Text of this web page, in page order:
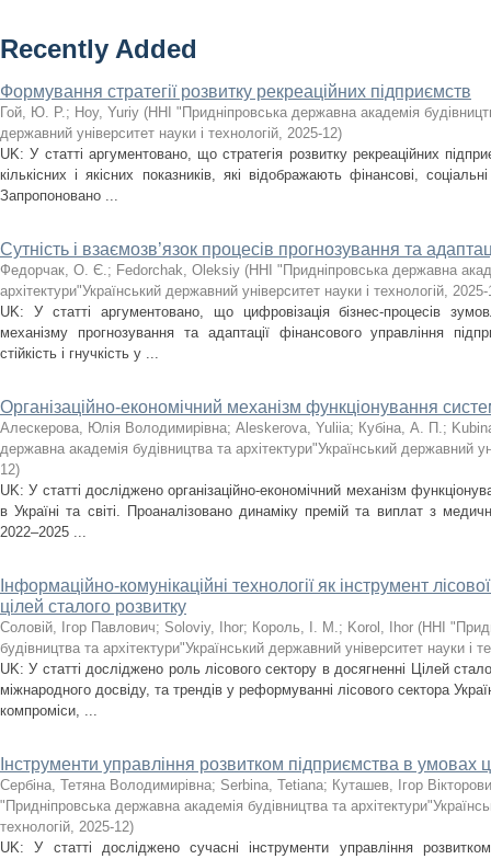
Recently Added
Формування стратегії розвитку рекреаційних підприємств
Гой, Ю. Р.; Hoy, Yuriy (ННІ "Придніпровська державна академія
державний університет науки і технологій, 2025-12)
UK: У статті аргументовано, що стратегія розвитку рекреаційних
кількісних і якісних показників, які відображають фінансові,
Запропоновано ...
Сутність і взаємозв’язок процесів прогнозування та
Федорчак, О. Є.; Fedorchak, Oleksiy (ННІ "Придніпровська державна
архітектури"Український державний університет науки і технологій, 2025-
UK: У статті аргументовано, що цифровізація бізнес-процесів
механізму прогнозування та адаптації фінансового управління
стійкість і гнучкість у ...
Організаційно-економічний механізм функціонування
Алескерова, Юлія Володимирівна; Aleskerova, Yuliia; Кубіна, А. П.;
державна академія будівництва та архітектури"Український державний
12)
UK: У статті досліджено організаційно-економічний механізм
в Україні та світі. Проаналізовано динаміку премій та виплат з
2022–2025 ...
Інформаційно-комунікаційні технології як інструмент
цілей сталого розвитку
Соловій, Ігор Павлович; Soloviy, Ihor; Король, І. М.; Korol, Ihor (ННІ
будівництва та архітектури"Український державний університет науки і
UK: У статті досліджено роль лісового сектору в досягненні Цілей
міжнародного досвіду, та трендів у реформуванні лісового сектора
компроміси, ...
Інструменти управління розвитком підприємства в умовах
Сербіна, Тетяна Володимирівна; Serbina, Tetiana; Куташев, Ігор
"Придніпровська державна академія будівництва та
технологій, 2025-12)
UK: У статті досліджено сучасні інструменти управління